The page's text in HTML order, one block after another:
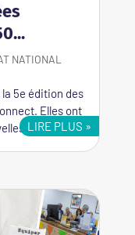
NATIONAL
la 5e édition des
Elles ont
et...
LIRE PLUS